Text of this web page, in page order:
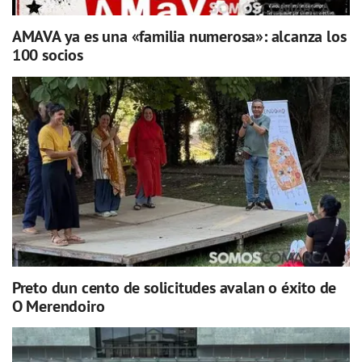
AMAVA ya es una «familia numerosa»: alcanza los
100 socios
Preto dun cento de solicitudes avalan o éxito de
O Merendoiro